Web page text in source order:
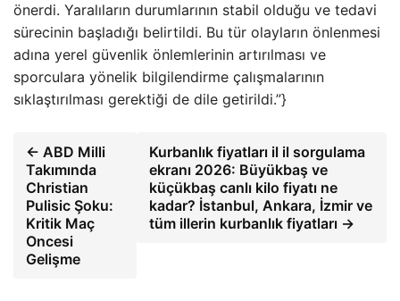
önerdi. Yaralıların durumlarının stabil olduğu ve tedavi
sürecinin başladığı belirtildi. Bu tür olayların önlenmesi
adına yerel güvenlik önlemlerinin artırılması ve
sporculara yönelik bilgilendirme çalışmalarının
sıklaştırılması gerektiği de dile getirildi.”}
← ABD Milli
Takımında
Christian
Pulisic Şoku:
Kritik Maç
Oncesi
Gelişme
Kurbanlık fiyatları il il sorgulama
ekranı 2026: Büyükbaş ve
küçükbaş canlı kilo fiyatı ne
kadar? İstanbul, Ankara, İzmir ve
tüm illerin kurbanlık fiyatları →